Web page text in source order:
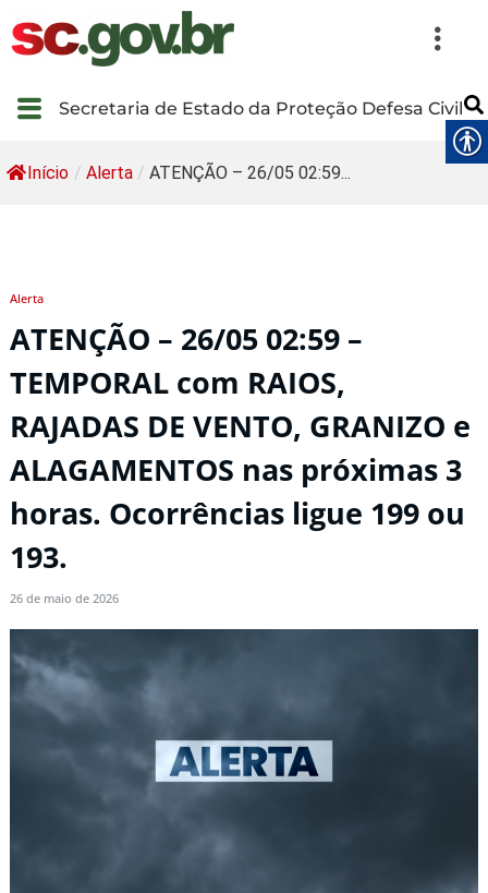
Secretaria de Estado da Proteção Defesa Civil
Início / Alerta / ATENÇÃO – 26/05 02:59...
Alerta
ATENÇÃO – 26/05 02:59 –
TEMPORAL com RAIOS,
RAJADAS DE VENTO, GRANIZO e
ALAGAMENTOS nas próximas 3
horas. Ocorrências ligue 199 ou
193.
26 de maio de 2026